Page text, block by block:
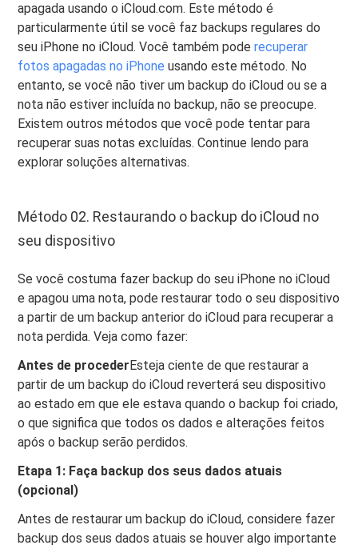
apagada usando o iCloud.com. Este método é
particularmente útil se você faz backups regulares do
seu iPhone no iCloud. Você também poderecuperar
fotos apagadas no iPhone usando este método. No
entanto, se você não tiver um backup do iCloud ou se a
nota não estiver incluída no backup, não se preocupe.
Existem outros métodos que você pode tentar para
recuperar suas notas excluídas. Continue lendo para
explorar soluções alternativas.
Método 02. Restaurando o backup do iCloud no
seu dispositivo
Se você costuma fazer backup do seu iPhone no iCloud
e apagou uma nota, pode restaurar todo o seu dispositivo
a partir de um backup anterior do iCloud para recuperar a
nota perdida. Veja como fazer:
Antes de procederEsteja ciente de que restaurar a
partir de um backup do iCloud reverterá seu dispositivo
ao estado em que ele estava quando o backup foi criado,
o que significa que todos os dados e alterações feitos
após o backup serão perdidos.
Etapa 1: Faça backup dos seus dados atuais
(opcional)
Antes de restaurar um backup do iCloud, considere fazer
backup dos seus dados atuais se houver algo importante